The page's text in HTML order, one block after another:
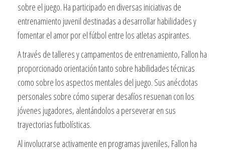
sobre el juego. Ha participado en diversas iniciativas de
entrenamiento juvenil destinadas a desarrollar habilidades y
fomentar el amor por el fútbol entre los atletas aspirantes.
A través de talleres y campamentos de entrenamiento, Fallon ha
proporcionado orientación tanto sobre habilidades técnicas
como sobre los aspectos mentales del juego. Sus anécdotas
personales sobre cómo superar desafíos resuenan con los
jóvenes jugadores, alentándolos a perseverar en sus
trayectorias futbolísticas.
Al involucrarse activamente en programas juveniles, Fallon ha